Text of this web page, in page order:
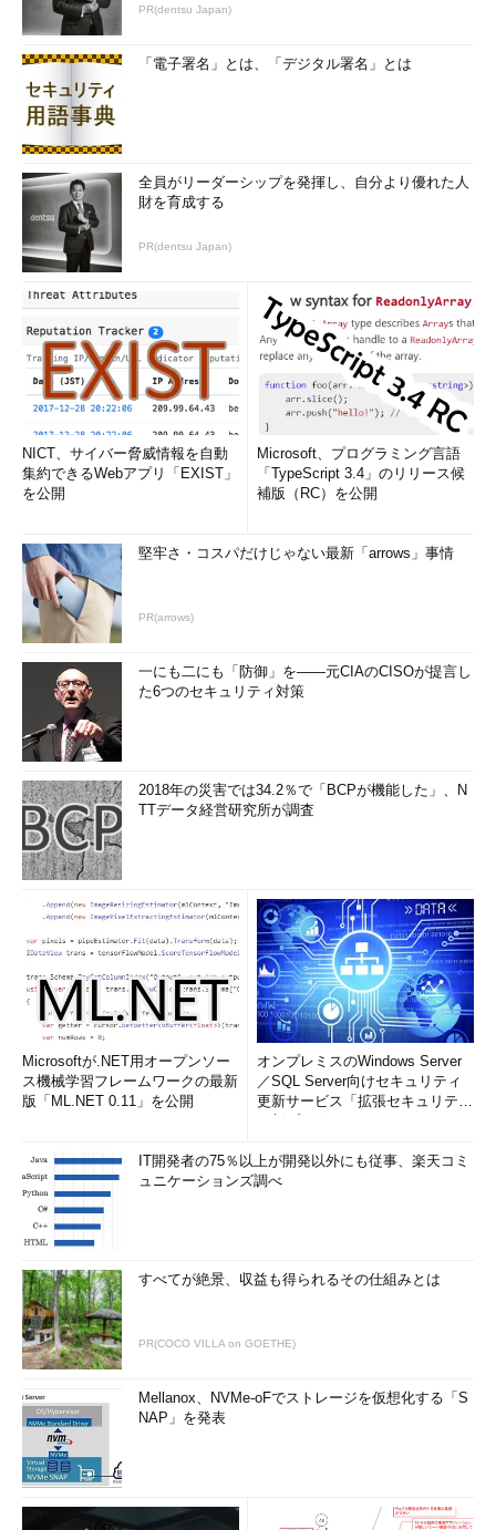
一方、サーバからの接続承認を受け取ったクライアント側の
NetBIOSプロトコル・ドライバは、セッションIDを戻り値として
CALLコマンド呼び出しからリターンする。ちなみに、CALLを呼
び出したとき、相手側がLISTEN状態になければ、CALLコマンド
以上で、サーバ側、クライアント側双方のアプリケーション
は、それぞれ確立されたセッションを識別するためのセッション
IDを取得した。以後双方のアプリケーションでは、取得したセッ
ションIDを指定してSENDコマンドやRECEIVEコマンドを呼び出
すことで、そのセッションを使ったサーバとクライアント間での
データ通信が可能になる。ただし、セッションIDはネットワーク
全体で共有されるものではなく、サーバ側（のアプリケーショ
ン）、クライアント側（のアプリケーション）それぞれの内部で
セッションを識別できればよい。従って同じセッションを識別す
るIDであっても、LISTENコマンドから返されるセッションID
い。
ンがHANGUPコマンドを呼び出すと、セッションは終了する。
PR(dentsu Japan)
「電子署名」とは、「デジタル署名」とは
全員がリーダーシップを発揮し、自分より優れた人
財を育成する
PR(dentsu Japan)
NICT、サイバー脅威情報を自動
集約できるWebアプリ「EXIST」
を公開
Microsoft、プログラミング言語
「TypeScript 3.4」のリリース候
補版（RC）を公開
堅牢さ・コスパだけじゃない最新「arrows」事情
PR(arrows)
一にも二にも「防御」を――元CIAのCISOが提言し
た6つのセキュリティ対策
2018年の災害では34.2％で「BCPが機能した」、N
TTデータ経営研究所が調査
Microsoftが.NET用オープンソー
ス機械学習フレームワークの最新
版「ML.NET 0.11」を公開
オンプレミスのWindows Server
／SQL Server向けセキュリティ
更新サービス「拡張セキュリティ
IT開発者の75％以上が開発以外にも従事、楽天コミ
ュニケーションズ調べ
すべてが絶景、収益も得られるその仕組みとは
PR(COCO VILLA on GOETHE)
Mellanox、NVMe-oFでストレージを仮想化する「S
NAP」を発表